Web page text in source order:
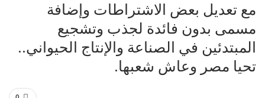
مع تعديل بعض الاشتراطات وإضافة
مسمى بدون فائدة لجذب وتشجيع
المبتدئين في الصناعة والإنتاج الحيواني..
تحيا مصر وعاش شعبها.